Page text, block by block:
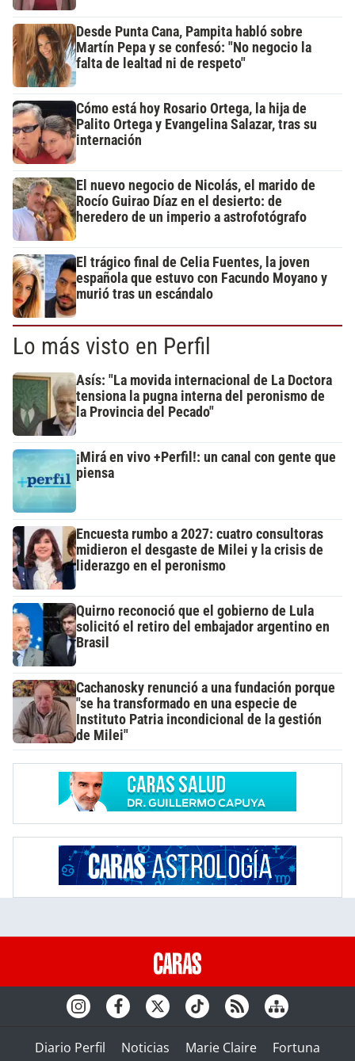
Desde Punta Cana, Pampita habló sobre
Martín Pepa y se confesó: "No negocio la
falta de lealtad ni de respeto"
Cómo está hoy Rosario Ortega, la hija de
Palito Ortega y Evangelina Salazar, tras su
internación
El nuevo negocio de Nicolás, el marido de
Rocío Guirao Díaz en el desierto: de
heredero de un imperio a astrofotógrafo
El trágico final de Celia Fuentes, la joven
española que estuvo con Facundo Moyano y
murió tras un escándalo
Lo más visto en Perfil
Asís: "La movida internacional de La Doctora
tensiona la pugna interna del peronismo de
la Provincia del Pecado"
¡Mirá en vivo +Perfil!: un canal con gente que
piensa
Encuesta rumbo a 2027: cuatro consultoras
midieron el desgaste de Milei y la crisis de
liderazgo en el peronismo
Quirno reconoció que el gobierno de Lula
solicitó el retiro del embajador argentino en
Brasil
Cachanosky renunció a una fundación porque
"se ha transformado en una especie de
Instituto Patria incondicional de la gestión
de Milei"
Diario Perfil Noticias Marie Claire Fortuna